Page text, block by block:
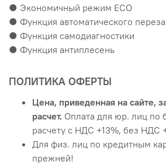
● Экономичный режим ECO
● Функция автоматического
● Функция самодиагностики
● Функция антиплесень
ПОЛИТИКА ОФЕРТЫ
Цена, приведенная на сайте,
расчет. Оплата для юр. лиц по
расчету с НДС +13%, без НДС
Для физ. лиц по кредитным
прежней!